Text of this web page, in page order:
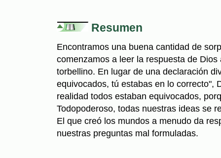
Resumen
Encontramos una buena cantidad de
comenzamos a leer la respuesta de
torbellino. En lugar de una declaración
equivocados, tú estabas en lo correcto",
realidad todos estaban equivocados,
Todopoderoso, todas nuestras ideas se
El que creó los mundos a menudo da
nuestras preguntas mal formuladas.